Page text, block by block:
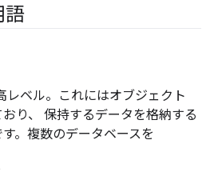
語
レベル。これにはオブジェクト
り、 保持するデータを格納する
。複数のデータベースを